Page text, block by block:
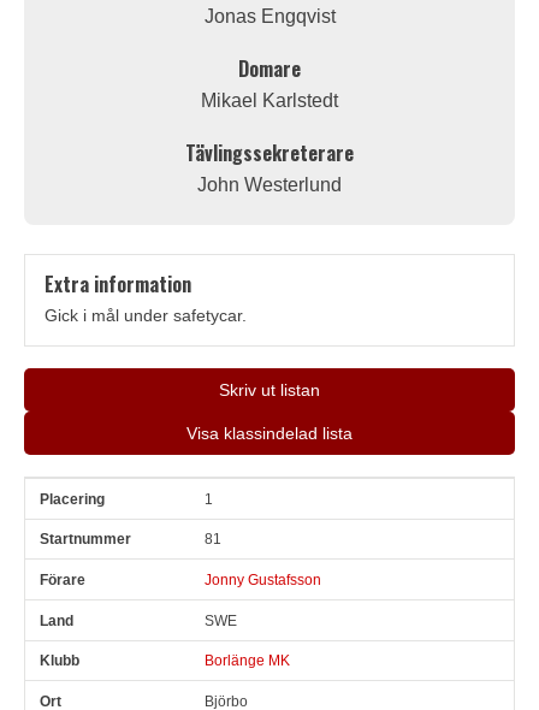
Jonas Engqvist
Domare
Mikael Karlstedt
Tävlingssekreterare
John Westerlund
Extra information
Gick i mål under safetycar.
Skriv ut listan
Visa klassindelad lista
Pl Snr 1
81
Jonny Gustafsson
SWE
Borlänge MK
Björbo